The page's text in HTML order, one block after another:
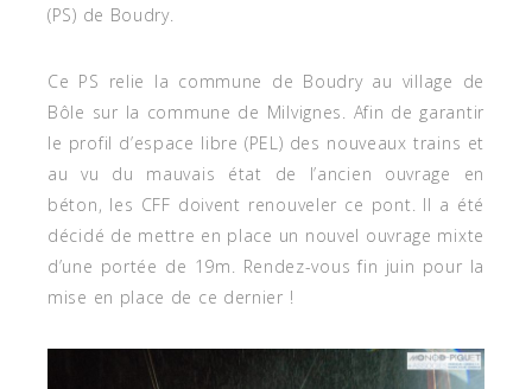
(PS) de Boudry.
Ce PS relie la commune de Boudry au village de
Bôle sur la commune de Milvignes. Afin de garantir
le profil d’espace libre (PEL) des nouveaux trains et
au vu du mauvais état de l’ancien ouvrage en
béton, les CFF doivent renouveler ce pont. Il a été
décidé de mettre en place un nouvel ouvrage mixte
d’une portée de 19m. Rendez-vous fin juin pour la
mise en place de ce dernier !